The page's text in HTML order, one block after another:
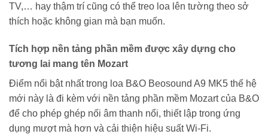
TV,… hay thậm trí cũng có thể treo loa lên tường theo sở
thích hoặc không gian mà bạn muốn.
Tích hợp nền tảng phần mềm được xây dựng cho
tương lai mang tên Mozart
Điểm nổi bật nhất trong loa B&O Beosound A9 MK5 thế hệ
mới này là đi kèm với nền tảng phần mềm Mozart của B&O
để cho phép ghép nối âm thanh nổi, thiết lập trong ứng
dụng mượt mà hơn và cải thiện hiệu suất Wi-Fi.